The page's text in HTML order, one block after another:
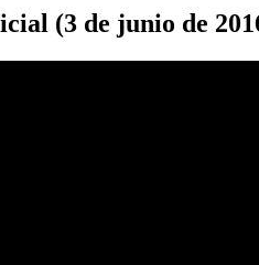
(3 de junio de